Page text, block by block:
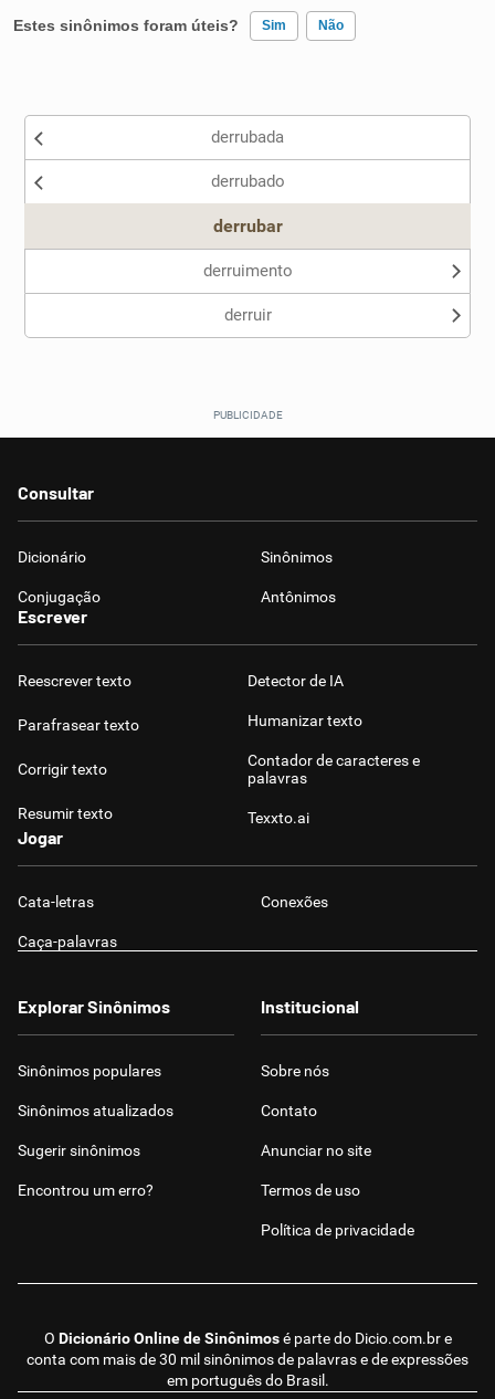
Estes sinônimos foram úteis? Sim Não
Nenhum dos sinônimos apresentados me ajudou
derrubada
derrubado
derrubar
derruimento
derruir
Consultar
Dicionário Sinônimos
Conjugação Antônimos
Escrever
Reescrever texto
Parafrasear texto
Corrigir texto
Resumir texto
Detector de IA
Humanizar texto
Contador de caracteres e
palavras
Texxto.ai
Jogar
Cata-letras Conexões
Caça-palavras
O Dicionário Online de Sinônimosé parte do Dicio.com.bre
conta com mais de 30 mil sinônimos de palavras e de expressões
em português do Brasil.
Explorar Sinônimos
Sinônimos populares
Sinônimos atualizados
Sugerir sinônimos
Encontrou um erro?
Institucional
Sobre nós
Contato
Anunciar no site
Termos de uso
Política de privacidade